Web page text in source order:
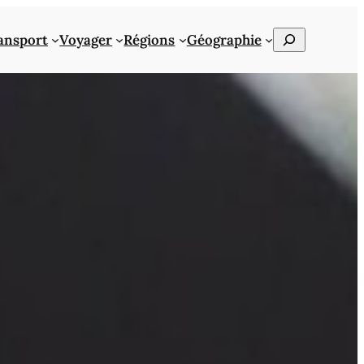
Voyager Régions Géographie Rechercher